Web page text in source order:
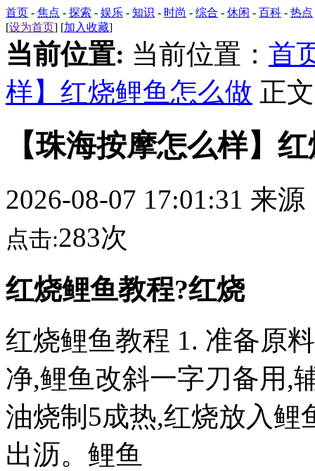
首页 - 焦点 - 探索 - 娱乐 - 知识 - 时尚 - 综合 - 休闲 - 百科 - 热点
[设为首页] [加入收藏]
当前位置: 当前位置： 首
样】红烧鲤鱼怎么做 正文
【珠海按摩怎么样】
2026-08-07 17:01:31 来源
点击:283次
红烧鲤鱼教程?红烧
红烧鲤鱼教程 1. 准备原
净,鲤鱼改斜一字刀备用,
油烧制5成热,红烧放入
出沥。鲤鱼